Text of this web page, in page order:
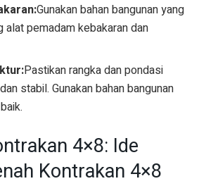
Gunakan bahan bangunan yang
alat pemadam kebakaran dan
Pastikan rangka dan pondasi
stabil. Gunakan bahan bangunan
4×8: Ide
Kontrakan 4×8